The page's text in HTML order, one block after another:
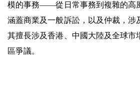
模的事務——從日常事務到複雜的高
涵蓋商業及一般訴訟，以及仲裁，涉
其擅長涉及香港、中國大陸及全球市
區爭議。